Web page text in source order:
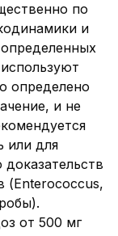
по
и
определено
и не
или для
(Enterococcus,
от 500 мг